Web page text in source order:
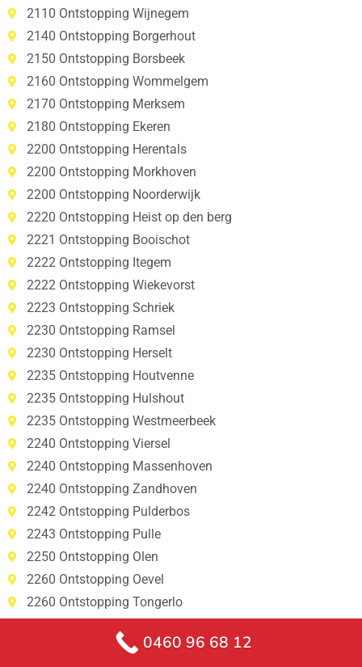
2110 Ontstopping Wijnegem
2140 Ontstopping Borgerhout
2150 Ontstopping Borsbeek
2160 Ontstopping Wommelgem
2170 Ontstopping Merksem
2180 Ontstopping Ekeren
2200 Ontstopping Herentals
2200 Ontstopping Morkhoven
2200 Ontstopping Noorderwijk
2220 Ontstopping Heist op den berg
2221 Ontstopping Booischot
2222 Ontstopping Itegem
2222 Ontstopping Wiekevorst
2223 Ontstopping Schriek
2230 Ontstopping Ramsel
2230 Ontstopping Herselt
2235 Ontstopping Houtvenne
2235 Ontstopping Hulshout
2235 Ontstopping Westmeerbeek
2240 Ontstopping Viersel
2240 Ontstopping Massenhoven
2240 Ontstopping Zandhoven
2242 Ontstopping Pulderbos
2243 Ontstopping Pulle
2250 Ontstopping Olen
2260 Ontstopping Oevel
2260 Ontstopping Tongerlo
2260 Ontstopping Zoerle-Parwijs
0460 96 68 12